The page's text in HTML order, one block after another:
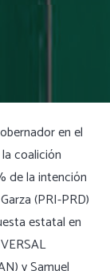
en el
coalición
de la intención
(PRI-PRD)
estatal en